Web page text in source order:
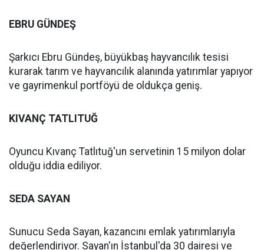
EBRU GÜNDEŞ
Şarkıcı Ebru Gündeş, büyükbaş hayvancılık tesisi
kurarak tarım ve hayvancılık alanında yatırımlar yapıyor
ve gayrimenkul portföyü de oldukça geniş.
KIVANÇ TATLITUĞ
Oyuncu Kıvanç Tatlıtuğ'un servetinin 15 milyon dolar
olduğu iddia ediliyor.
SEDA SAYAN
Sunucu Seda Sayan, kazancını emlak yatırımlarıyla
değerlendiriyor. Sayan'ın İstanbul'da 30 dairesi ve